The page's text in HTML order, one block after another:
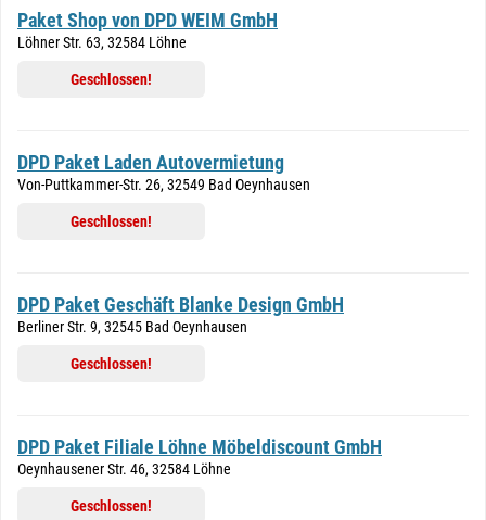
Paket Shop von DPD WEIM GmbH
Löhner Str. 63, 32584 Löhne
Geschlossen!
DPD Paket Laden Autovermietung
Von-Puttkammer-Str. 26, 32549 Bad Oeynhausen
Geschlossen!
DPD Paket Geschäft Blanke Design GmbH
Berliner Str. 9, 32545 Bad Oeynhausen
Geschlossen!
DPD Paket Filiale Löhne Möbeldiscount GmbH
Oeynhausener Str. 46, 32584 Löhne
Geschlossen!